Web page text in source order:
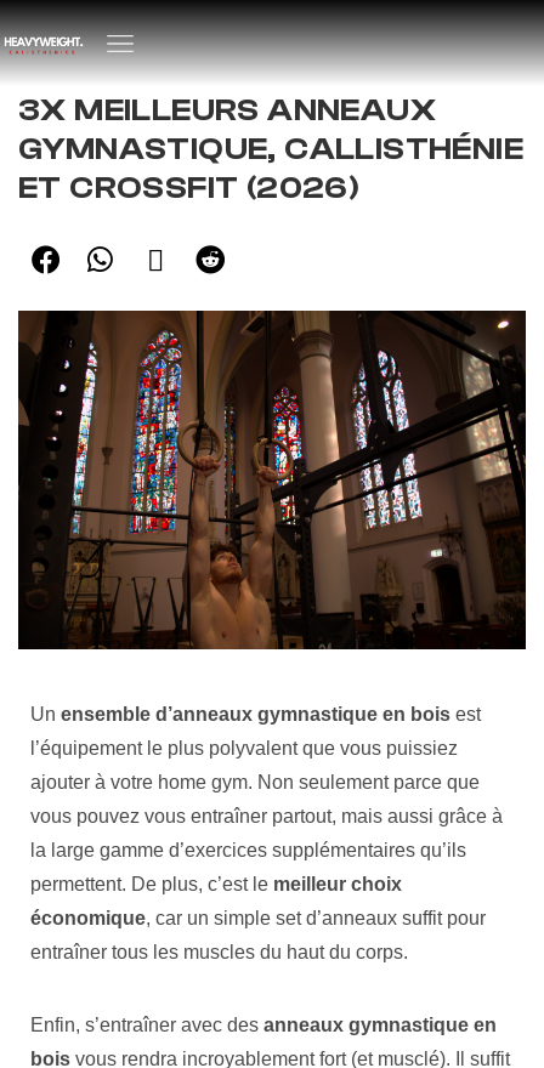
3X MEILLEURS ANNEAUX
GYMNASTIQUE, CALLISTHÉNIE
ET CROSSFIT (2026)
Un ensemble d’anneaux gymnastique en bois est
l’équipement le plus polyvalent que vous puissiez
ajouter à votre home gym. Non seulement parce que
vous pouvez vous entraîner partout, mais aussi grâce à
la large gamme d’exercices supplémentaires qu’ils
permettent. De plus, c’est le meilleur choix
économique, car un simple set d’anneaux suffit pour
entraîner tous les muscles du haut du corps.
Enfin, s’entraîner avec des anneaux gymnastique en
bois vous rendra incroyablement fort (et musclé). Il suffit